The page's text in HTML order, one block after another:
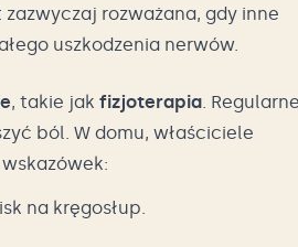
rozważana, gdy inne
uszkodzenia nerwów.
, takie jak fizjoterapia.
ból. W domu, właściciele
na kręgosłup.